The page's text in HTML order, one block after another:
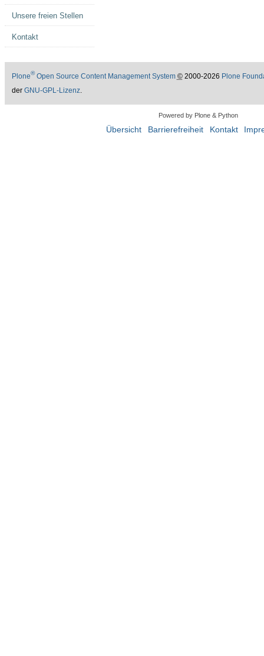
Unsere freien Stellen
Kontakt
Plone®Open Source Content Management System ©2000-2026 Plone
der GNU-GPL-Lizenz.
Powered by Plone & Python
Übersicht Barrierefreiheit Kontakt